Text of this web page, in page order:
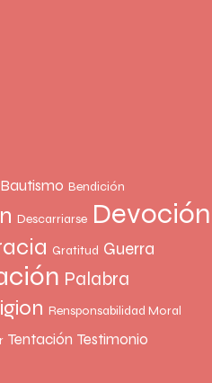
Bautismo Bendición
Descarriarse Devoción
Gratitud Guerra
Palabra
Rensponsabilidad Moral
Tentación Testimonio